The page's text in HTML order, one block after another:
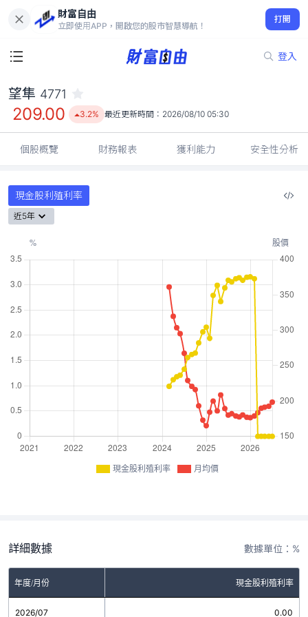
財富自由
立即使用APP，開啟您的股市智慧導航！
打開
登入
209.00
3.2%
望隼 4771
209.00 3.2% 最近更新時間： 2026/08/10 05:30
個股概覽 財務報表 獲利能力 安全性分析
現金股利殖利率
近5年
現金股利殖利率 月均價
詳細數據 數據單位：%
年度/月份 現金股利殖利率
2026/07 0.00